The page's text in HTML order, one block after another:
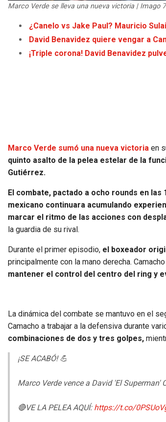
Marco Verde se lleva una nueva victoria | Imago 7
¿Canelo vs Jake Paul? Mauricio
David Benavidez quiere vengar a
¡Triple corona! David Benavidez
Marco Verde sumó una nueva victoria en
quinto asalto de la pelea estelar de la
Gutiérrez.
El combate, pactado a ocho rounds en las
mexicano continuara acumulando
marcar el ritmo de las acciones con
la guardia de su rival.
Durante el primer episodio, el boxeador
principalmente con la mano derecha.
mantener el control del centro del ring y
La dinámica del combate se mantuvo en el
Camacho a trabajar a la defensiva durante
combinaciones de dos y tres golpes,
¡SE ACABÓ! 💪
Marco Verde vence a David 'El
🔴VE LA PELEA AQUÍ: https://t.co/